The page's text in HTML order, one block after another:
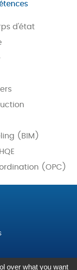
Intranet
d'état
(BIM)
(OPC)
over what you want